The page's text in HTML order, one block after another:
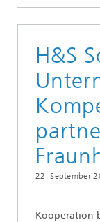
H&S
22. September
Kooperation